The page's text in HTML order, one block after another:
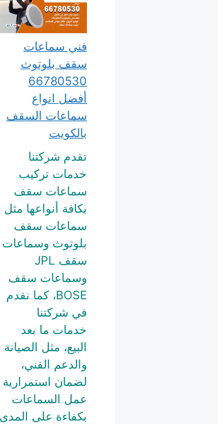
فني سماعات
سقف بلوتوث
66780530
أفضل انواع
سماعات السقف
بالكويت
تقدم شركتنا
خدمات تركيب
سماعات سقف
بكافة أنواعها مثل
سماعات سقف
بلوتوث وسماعات
سقف JPL
وسماعات سقف
BOSE، كما نقدم
في شركتنا
خدمات ما بعد
البيع، مثل الصيانة
والدعم الفني،
لضمان استمرارية
عمل السماعات
بكفاءة على المدى